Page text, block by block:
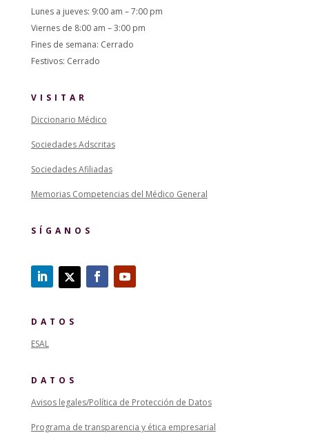
Lunes a jueves: 9:00 am – 7:00 pm
Viernes de 8:00 am – 3:00 pm
Fines de semana: Cerrado
Festivos: Cerrado
VISITAR
Diccionario Médico
Sociedades Adscritas
Sociedades Afiliadas
Memorias Competencias del Médico General
SÍGANOS
DATOS
ESAL
DATOS
Avisos legales/Política de Protección de Datos
Programa de transparencia y ética empresarial